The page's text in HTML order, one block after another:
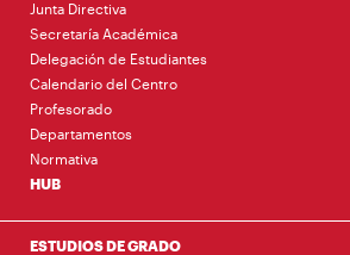
Junta Directiva
Secretaría Académica
Delegación de Estudiantes
Calendario del Centro
Profesorado
Departamentos
Normativa
HUB
ESTUDIOS DE GRADO